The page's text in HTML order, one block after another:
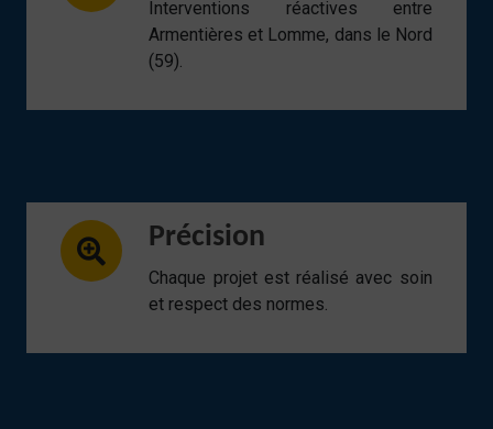
Interventions réactives entre
Armentières et Lomme, dans le Nord
(59).
Précision
Chaque projet est réalisé avec soin
et respect des normes.